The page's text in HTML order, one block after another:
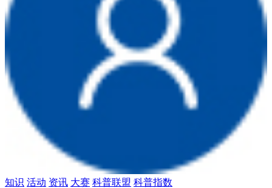
知识 活动 资讯 大赛 科普联盟 科普指数